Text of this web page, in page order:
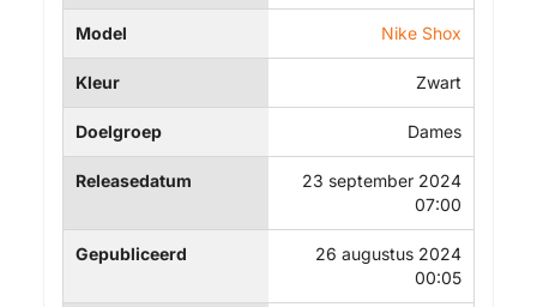
Model Nike Shox
Kleur Zwart
Doelgroep Dames
Releasedatum
23 september 2024
07:00
Gepubliceerd
26 augustus 2024
00:05